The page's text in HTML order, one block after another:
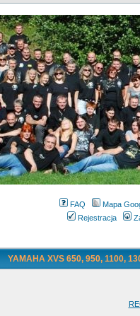
FAQ Mapa
Rejestracja
YAMAHA XVS 650, 950, 1100,